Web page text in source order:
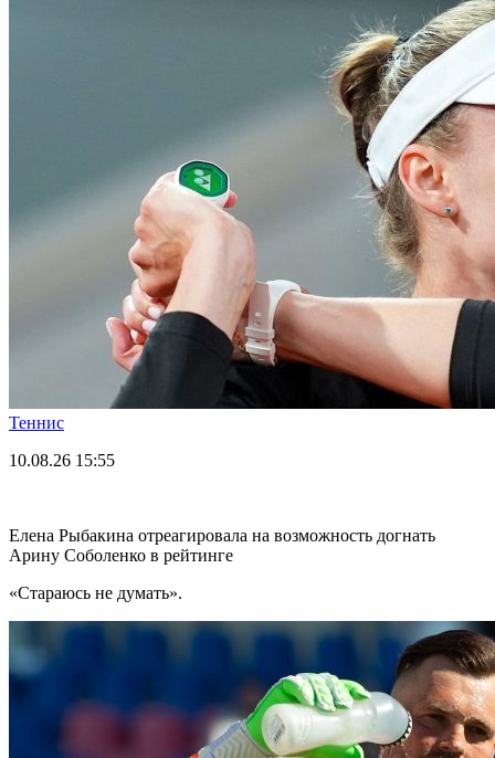
Теннис
10.08.26 15:55
Елена Рыбакина отреагировала на возможность догнать
Арину Соболенко в рейтинге
«Стараюсь не думать».